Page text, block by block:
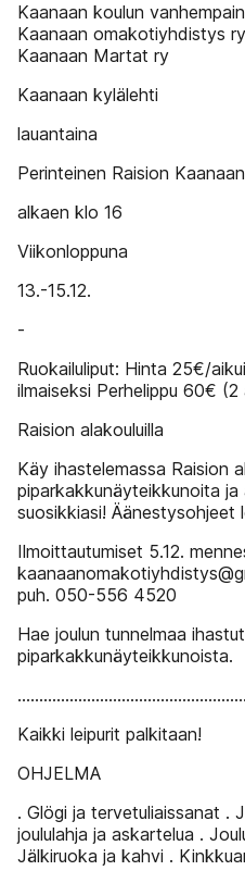
Kaanaan koulun
Kaanaan omakotiyhdistys
Kaanaan Martat ry
Kaanaan kylälehti
lauantaina
Perinteinen Raision
alkaen klo 16
Viikonloppuna
13.-15.12.
-
Ruokailuliput: Hinta 25€/
ilmaiseksi Perhelippu 60€ (2
Raision alakouluilla
Käy ihastelemassa Raision
piparkakkunäyteikkunoita ja
suosikkiasi! Äänestysohjeet
Ilmoittautumiset 5.12.
puh. 050-556 4520
Hae joulun tunnelmaa
piparkakkunäyteikkunoista.
Kaikki leipurit palkitaan!
OHJELMA
. Glögi ja tervetuliaissanat .
joululahja ja askartelua .
Jälkiruoka ja kahvi .